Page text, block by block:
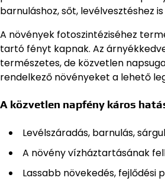
barnuláshoz, sőt, levélvesztéshez
A növények fotoszintéziséhez
tartó fényt kapnak. Az
természetes, de közvetlen
rendelkező növényeket a lehető
A közvetlen napfény káros
Levélszáradás, barnulás,
A növény vízháztartásának
Lassabb növekedés, fejlődési